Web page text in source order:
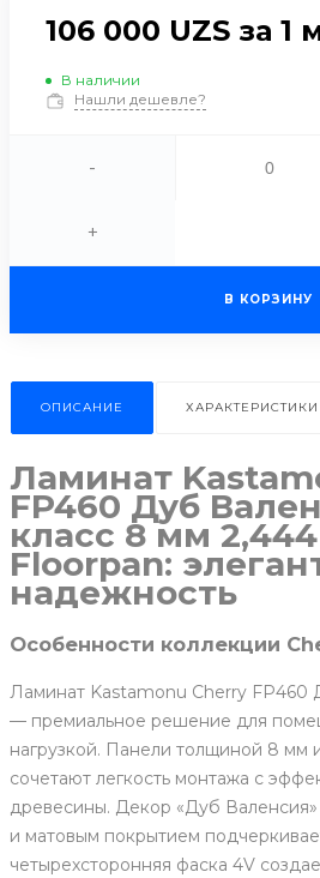
106 000 UZS за 1
В наличии
Нашли дешевле?
-
+
В КОРЗИНУ
ОПИСАНИЕ ХАРАКТЕРИСТИКИ
Ламинат
FP460 Дуб
класс 8 мм 2,444
Floorpan:
надежность
Особенности коллекции
Ламинат Kastamonu Cherry FP460
— премиальное решение для
нагрузкой. Панели толщиной 8 мм
сочетают легкость монтажа с
древесины. Декор «Дуб
и матовым покрытием
четырехсторонняя фаска 4V